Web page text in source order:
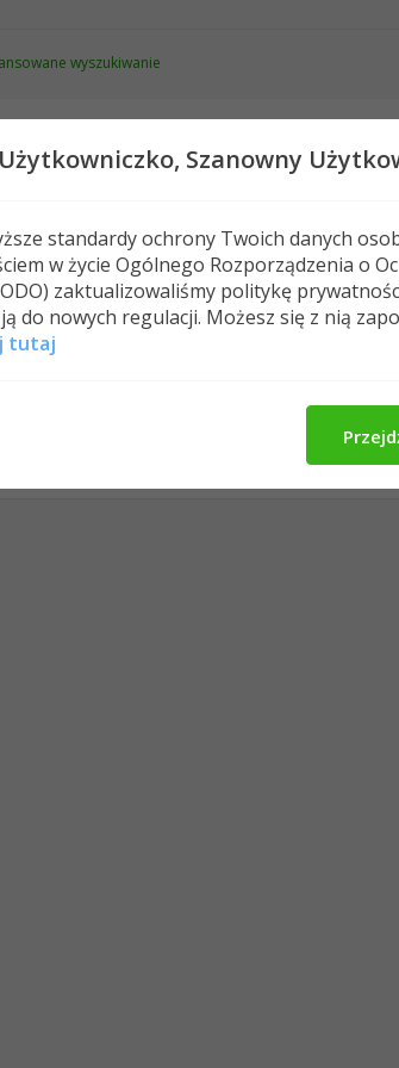
wyszukiwanie
Nowe posty FAQ Kalendarz
Szanowny
standardy ochrony Twoich danych
w życie Ogólnego Rozporządzenia o
zaktualizowaliśmy politykę
do nowych regulacji. Możesz się z nią
tutaj